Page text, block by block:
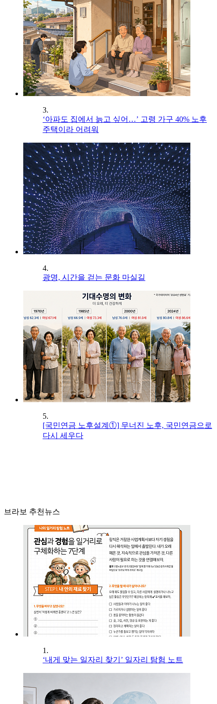
3.
‘아파도 집에서 늙고 싶어…’ 고령 가구 40% 노후
주택이라 어려워
4.
광명, 시간을 걷는 문화 마실길
5.
[국민연금 노후설계①] 무너진 노후, 국민연금으로
다시 세우다
브라보 추천뉴스
1.
‘내게 맞는 일자리 찾기’ 일자리 탐험 노트